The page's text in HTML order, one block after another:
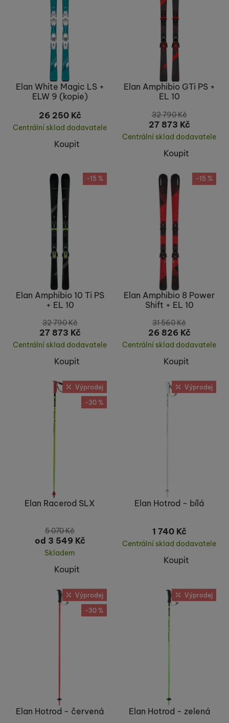
Elan White Magic LS +
ELW 9 (kopie)
26 250 Kč
Centrální sklad dodavatele
Koupit
Elan Amphibio GTi PS +
EL 10
32 790Kč
27 873 Kč
Centrální sklad dodavatele
Koupit
-15 %
Elan Amphibio 10 Ti PS
+ EL 10
32 790Kč
27 873 Kč
Centrální sklad dodavatele
Koupit
-15 %
Elan Amphibio 8 Power
Shift + EL 10
31 560Kč
26 826 Kč
Centrální sklad dodavatele
Koupit
Výprodej
-30 %
Elan Racerod SLX
5 070Kč
od 3 549 Kč
Skladem
Koupit
Výprodej
Elan Hotrod - bílá
1 740 Kč
Centrální sklad dodavatele
Koupit
Výprodej
-30 %
Elan Hotrod - červená
Výprodej
Elan Hotrod - zelená